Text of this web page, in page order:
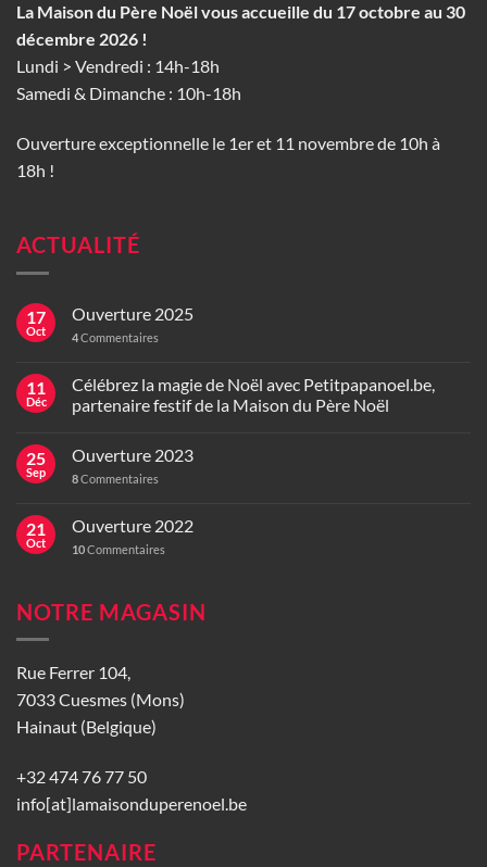
La Maison du Père Noël vous accueille du 17 octobre au 30
décembre 2026 !
Lundi > Vendredi : 14h-18h
Samedi & Dimanche : 10h-18h
Ouverture exceptionnelle le 1er et 11 novembre de 10h à
18h !
ACTUALITÉ
17
Oct
Ouverture 2025
4Commentaires
11
Déc
Célébrez la magie de Noël avec Petitpapanoel.be,
partenaire festif de la Maison du Père Noël
25
Sep
Ouverture 2023
8Commentaires
21
Oct
Ouverture 2022
10Commentaires
NOTRE MAGASIN
Rue Ferrer 104,
7033 Cuesmes (Mons)
Hainaut (Belgique)
+32 474 76 77 50
info[at]lamaisonduperenoel.be
PARTENAIRE